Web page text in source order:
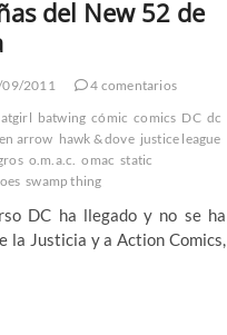
del New 52 de
2011
4 comentarios
batwing cómic comics DC dc
arrow hawk & dove justice league
o.m.a.c. omac static
swamp thing
DC ha llegado y no se ha
la Justicia y a Action Comics,